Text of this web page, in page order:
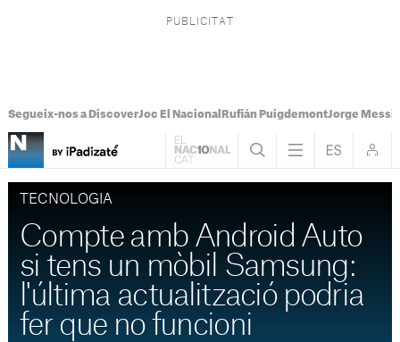
Segueix-nos a DiscoverJoc El Nacional Rufián PuigdemontJorge Messi
TECNOLOGIA
Compte amb Android Auto
si tens un mòbil Samsung:
l'última actualització podria
fer que no funcioni